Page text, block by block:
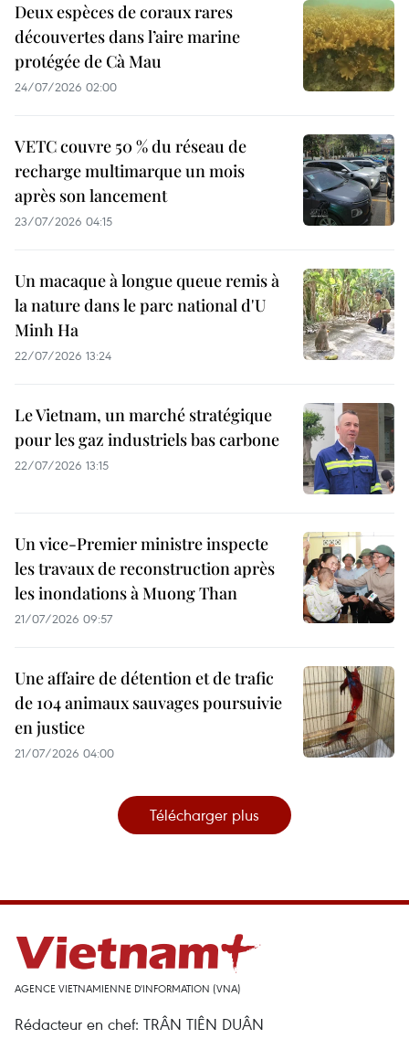
Deux espèces de coraux rares
découvertes dans l’aire marine
protégée de Cà Mau
24/07/2026 02:00
VETC couvre 50 % du réseau de
recharge multimarque un mois
après son lancement
23/07/2026 04:15
Un macaque à longue queue remis à
la nature dans le parc national d'U
Minh Ha
22/07/2026 13:24
Le Vietnam, un marché stratégique
pour les gaz industriels bas carbone
22/07/2026 13:15
Un vice-Premier ministre inspecte
les travaux de reconstruction après
les inondations à Muong Than
21/07/2026 09:57
Une affaire de détention et de trafic
de 104 animaux sauvages poursuivie
en justice
21/07/2026 04:00
Télécharger plus
AGENCE VIETNAMIENNE D'INFORMATION (VNA)
Rédacteur en chef: TRÂN TIÊN DUÂN